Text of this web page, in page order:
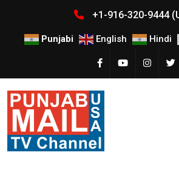
+1-916-320-9444
Punjabi English Hindi